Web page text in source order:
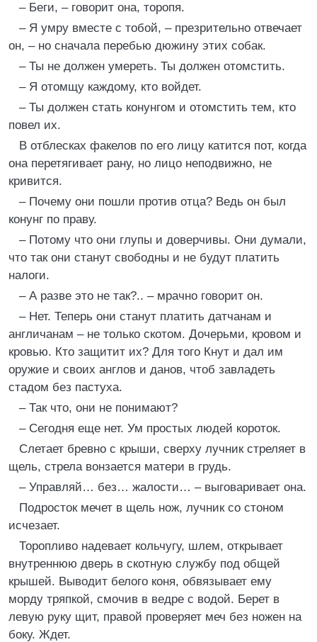
– Беги, – говорит она, торопя.
– Я умру вместе с тобой, – презрительно отвечает
он, – но сначала перебью дюжину этих собак.
– Ты не должен умереть. Ты должен отомстить.
– Я отомщу каждому, кто войдет.
– Ты должен стать конунгом и отомстить тем, кто
повел их.
В отблесках факелов по его лицу катится пот, когда
она перетягивает рану, но лицо неподвижно, не
кривится.
– Почему они пошли против отца? Ведь он был
конунг по праву.
– Потому что они глупы и доверчивы. Они думали,
что так они станут свободны и не будут платить
налоги.
– А разве это не так?.. – мрачно говорит он.
– Нет. Теперь они станут платить датчанам и
англичанам – не только скотом. Дочерьми, кровом и
кровью. Кто защитит их? Для того Кнут и дал им
оружие и своих англов и данов, чтоб завладеть
стадом без пастуха.
– Так что, они не понимают?
– Сегодня еще нет. Ум простых людей короток.
Слетает бревно с крыши, сверху лучник стреляет в
щель, стрела вонзается матери в грудь.
– Управляй… без… жалости… – выговаривает она.
Подросток мечет в щель нож, лучник со стоном
исчезает.
Торопливо надевает кольчугу, шлем, открывает
внутреннюю дверь в скотную службу под общей
крышей. Выводит белого коня, обвязывает ему
морду тряпкой, смочив в ведре с водой. Берет в
левую руку щит, правой проверяет меч без ножен на
боку. Ждет.